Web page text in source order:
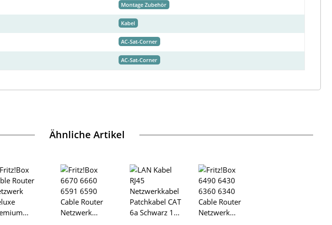
Montage Zubehör
Kabel
AC-Sat-Corner
AC-Sat-Corner
Ähnliche Artikel